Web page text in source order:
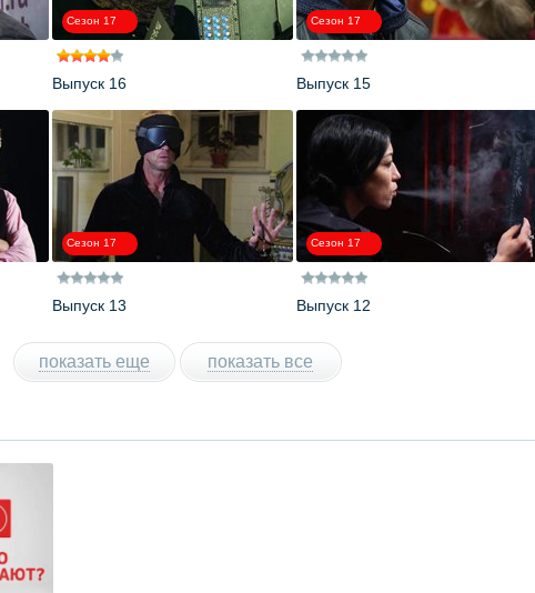
Сезон 17
Выпуск 16
Сезон 17
Выпуск 15
Сезон 17
Выпуск 13
Сезон 17
Выпуск 12
показать еще показать все